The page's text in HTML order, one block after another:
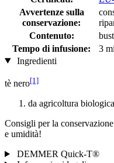
Avvertenze sulla
conservazione:
Contenuto:
Tempo di infusione:
3
Ingredienti
tè nero[1]
da agricoltura
Consigli per la
e umidità!
DEMMER Quick-T®